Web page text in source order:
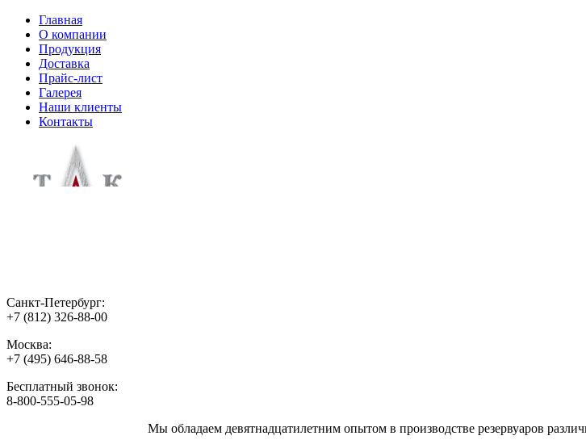
Главная
О компании
Продукция
Доставка
Прайс-лист
Галерея
Наши клиенты
Контакты
Санкт-Петербург:
+7 (812) 326-88-00
Москва:
+7 (495) 646-88-58
Бесплатный звонок:
8-800-555-05-98
Мы обладаем девятнадцатилетним опытом в производстве резервуаров